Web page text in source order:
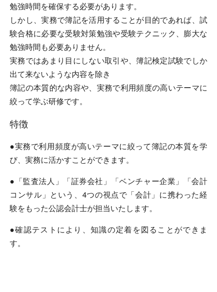
勉強時間を確保する必要があります。
しかし、実務で簿記を活用することが目的であれば、試
験合格に必要な受験対策勉強や受験テクニック、膨大な
勉強時間も必要ありません。
実務ではあまり目にしない取引や、簿記検定試験でしか
出て来ないような内容を除き
簿記の本質的な内容や、実務で利用頻度の高いテーマに
絞って学ぶ研修です。
特徴
●実務で利用頻度が高いテーマに絞って簿記の本質を学
び、実務に活かすことができます。
●「監査法人」「証券会社」「ベンチャー企業」「会計
コンサル」という、4つの視点で「会計」に携わった経
験をもった公認会計士が担当いたします。
●確認テストにより、知識の定着を図ることができま
す。